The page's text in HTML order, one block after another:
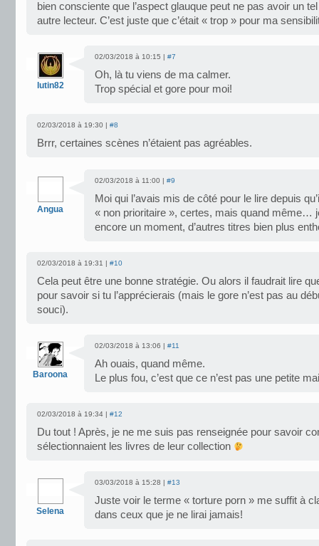
bien consciente que l’aspect glauque peut ne pas avoir un
autre lecteur. C’est juste que c’était « trop » pour ma
lutin82
02/03/2018 à 10:15 | #7
Oh, là tu viens de ma calmer.
Trop spécial et gore pour moi!
02/03/2018 à 19:30 | #8
Brrr, certaines scènes n’étaient pas agréables.
Angua
02/03/2018 à 11:00 | #9
Moi qui l’avais mis de côté pour le lire depuis
« non prioritaire », certes, mais quand même…
encore un moment, d’autres titres bien plus
02/03/2018 à 19:31 | #10
Cela peut être une bonne stratégie. Ou alors il faudrait lire
pour savoir si tu l’apprécierais (mais le gore n’est pas au
souci).
Baroona
02/03/2018 à 13:06 | #11
Ah ouais, quand même.
Le plus fou, c’est que ce n’est pas une petite
02/03/2018 à 19:34 | #12
Du tout ! Après, je ne me suis pas renseignée pour savoir
sélectionnaient les livres de leur collection
Selena
03/03/2018 à 15:28 | #13
Juste voir le terme « torture porn » me suffit à
dans ceux que je ne lirai jamais!